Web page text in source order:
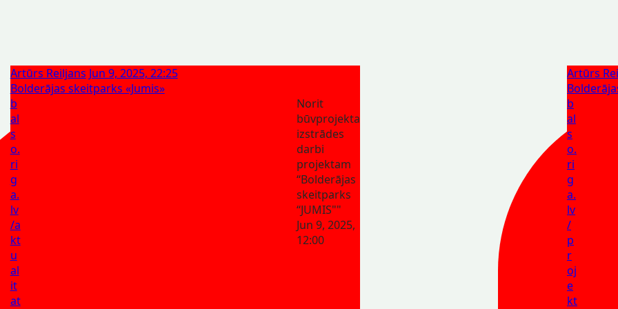
Artūrs Reiljans Jun 9, 2025, 22:25
Bolderājas skeitparks «Jumis»
b
al
s
o.
ri
g
a.
lv
/a
kt
u
al
it
at
Norit
būvprojekta
izstrādes
darbi
projektam
“Bolderājas
skeitparks
“JUMIS""
Jun 9, 2025,
12:00
Artūrs
b
al
s
o.
ri
g
a.
lv
/
p
r
oj
e
kt